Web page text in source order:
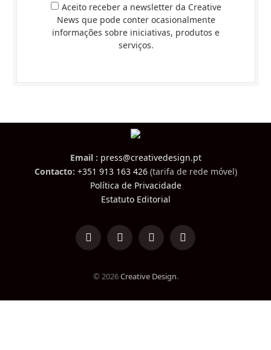
Aceito receber a newsletter da Creative
News que pode conter ocasionalmente
informações sobre iniciativas, produtos e
serviços.
Email : press@creativedesign.pt
Contacto: +351 913 163 426(tarifa de rede móvel)
Política de Privacidade
Estatuto Editorial
LinkedInFacebookInstagramTikTok
© 2026Creative Design.